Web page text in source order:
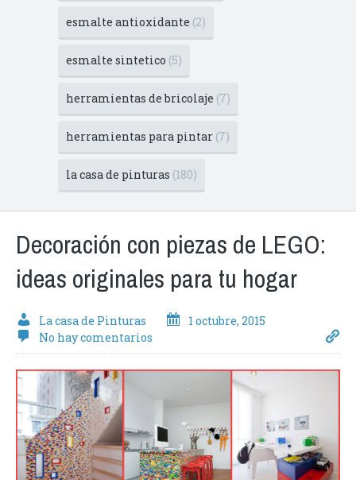
esmalte antioxidante (2)
esmalte sintetico (5)
herramientas de bricolaje (7)
herramientas para pintar (7)
la casa de pinturas (180)
Decoración con piezas de LEGO:
ideas originales para tu hogar
La casa de Pinturas
1 octubre, 2015
No hay comentarios